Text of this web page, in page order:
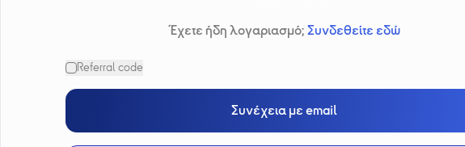
Έχετε ήδη λογαριασμό; Συνδεθείτε εδώ
Referral code
Συνέχεια με email